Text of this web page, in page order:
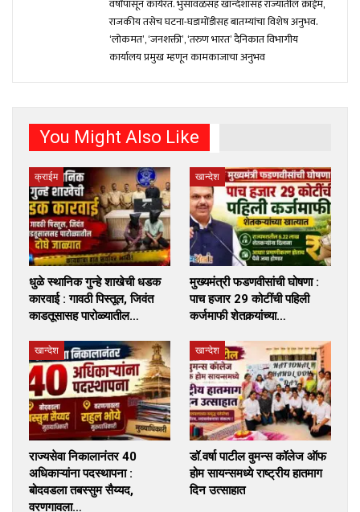
वर्षांपासून कार्यरत. भुसावळसह खान्देशासह राज्यातील क्राईम,
राजकीय तसेच घटना-घडामोंडीसह बातम्यांचा विशेष अनुभव.
‘लोकमत’, ‘जनशक्ती’, ‘तरुण भारत’ दैनिकात विभागीय
कार्यालय प्रमुख म्हणून कामकाजाचा अनुभव
You Might Also Like
क्राईम
धुळे स्थानिक गुन्हे शाखेची धडक
कारवाई : गावठी पिस्तूल, जिवंत
काडतूसासह पारोळ्यातील…
खान्देश
मुख्यमंत्री फडणवीसांची घोषणा :
पाच हजार 29 कोटींची पहिली
कर्जमाफी शेतकर्‍यांच्या…
खान्देश
राज्यसेवा निकालानंतर 40
अधिकाऱ्यांना पदस्थापना :
बोदवडला तबस्सुम सैय्यद,
वरणगावला…
खान्देश
डॉ.वर्षा पाटील वुमन्स कॉलेज ऑफ
होम सायन्समध्ये राष्ट्रीय हातमाग
दिन उत्साहात